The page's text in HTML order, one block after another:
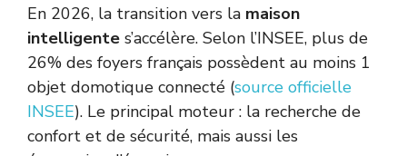
En 2026, la transition vers la maison
intelligente s’accélère. Selon l’INSEE, plus de
26% des foyers français possèdent au moins 1
objet domotique connecté (source officielle
INSEE). Le principal moteur : la recherche de
confort et de sécurité, mais aussi les